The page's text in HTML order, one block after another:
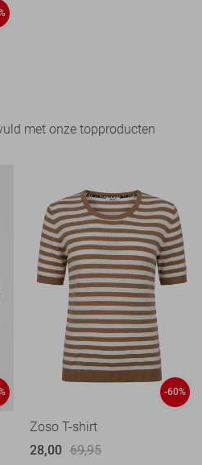
met onze topproducten
-60%
Zoso T-shirt
28,00 69,95